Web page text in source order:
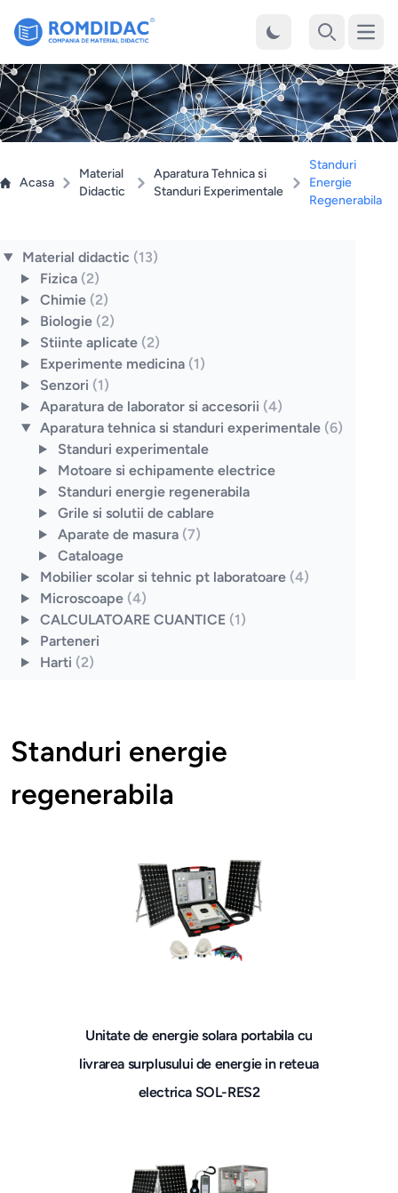
Acasa
Material
Didactic
Aparatura Tehnica si
Standuri Experimentale
Standuri
Energie
Regenerabila
Material didactic (13)
Fizica (2)
Chimie (2)
Biologie (2)
Stiinte aplicate (2)
Experimente medicina (1)
Senzori (1)
Aparatura de laborator si accesorii (4)
Aparatura tehnica si standuri experimentale (6)
Standuri experimentale
Motoare si echipamente electrice
Standuri energie regenerabila
Grile si solutii de cablare
Aparate de masura (7)
Cataloage
Mobilier scolar si tehnic pt laboratoare (4)
Microscoape (4)
CALCULATOARE CUANTICE (1)
Parteneri
Harti (2)
Standuri energie
regenerabila
Unitate de energie solara portabila cu
livrarea surplusului de energie in reteua
electrica SOL-RES2